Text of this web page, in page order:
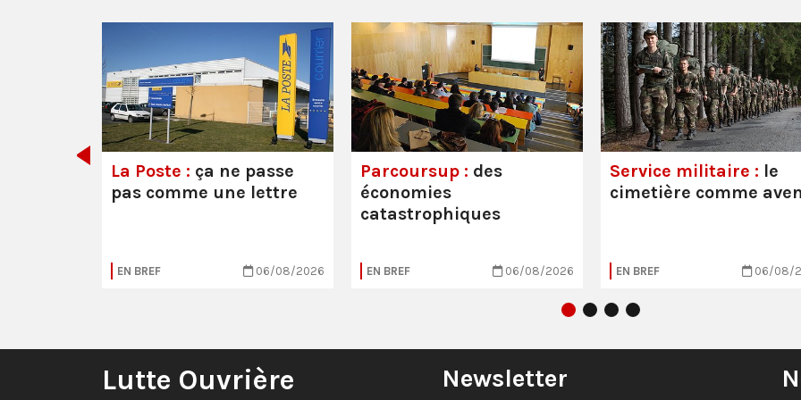
La Poste : ça ne passe
pas comme une lettre
EN BREF 06/08/2026
Parcoursup : des
économies
catastrophiques
EN BREF 06/08/2026
Service militaire : le
cimetière comme
EN BREF 06/08/
Lutte Ouvrière Newsletter